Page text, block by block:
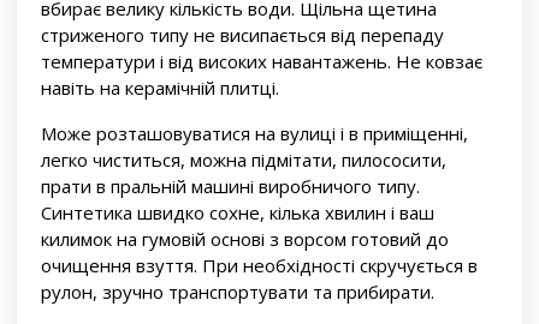
вбирає велику кількість води. Щільна щетина
стриженого типу не висипається від перепаду
температури і від високих навантажень. Не ковзає
навіть на керамічній плитці.
Може розташовуватися на вулиці і в приміщенні,
легко чиститься, можна підмітати, пилососити,
прати в пральній машині виробничого типу.
Синтетика швидко сохне, кілька хвилин і ваш
килимок на гумовій основі з ворсом готовий до
очищення взуття. При необхідності скручується в
рулон, зручно транспортувати та прибирати.